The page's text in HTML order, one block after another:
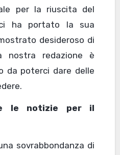
per la riuscita del
ha portato la sua
desideroso di
nostra redazione è
da poterci dare delle
le notizie per il
sovrabbondanza di